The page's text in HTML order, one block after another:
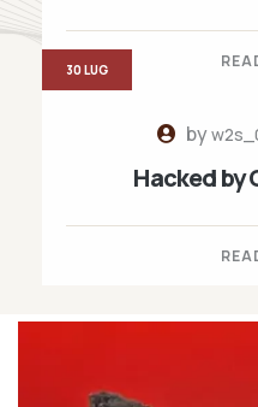
by
Hacked by
30 LUG